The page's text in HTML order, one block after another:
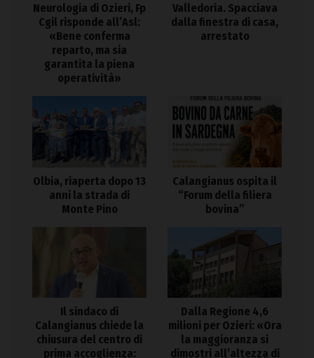
Neurologia di Ozieri, Fp
Cgil risponde all’Asl:
«Bene conferma
reparto, ma sia
garantita la piena
operatività»
Valledoria. Spacciava
dalla finestra di casa,
arrestato
Olbia, riaperta dopo 13
anni la strada di
Monte Pino
Calangianus ospita il
“Forum della filiera
bovina”
Il sindaco di
Calangianus chiede la
chiusura del centro di
prima accoglienza:
Dalla Regione 4,6
milioni per Ozieri: «Ora
la maggioranza si
dimostri all’altezza di